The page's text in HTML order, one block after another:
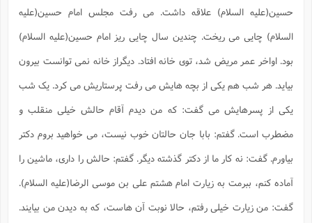
حسین(علیه السلام) علاقه داشت. می رفت مجلس امام حسین(علیه
السلام) چایی می ریخت. چندین سال چایی ریز امام حسین(علیه السلام)
بود. اواخر عمر مریض شد، توی خانه افتاد. دیگراز خانه نمی توانست بیرون
بیاید. هر شب هم یکی از بچه هایش می رفت پرستاریش می کرد. یک شب
یکی از پسرهایش می گفت: که من دیدم آقام حالش خیلی منقلب و
مضطرب است. گفتم: بابا جان حالتان خوب نیست، می خواهید بروم دکتر
بیاورم. گفت: نه کار ما از دکتر گذشته دیگر. گفتم: حالش را داری، ماشین را
آماده کنم، ببرمت به زیارت امام هشتم علی بن موسی الرضا(علیه السلام).
گفت: من زیارت خیلی رفتم، حالا نوبت آن هاست، که به دیدن من بیایند.